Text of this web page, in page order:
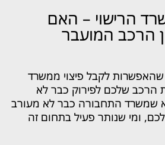
הרישוי – האם
הרכב המועבר
לקבל פיצוי ממשרד
הרכב שלכם לפירוק כבר לא
שמשרד התחבורה כבר לא מעורב
ומי שנותר פעיל בתחום זה